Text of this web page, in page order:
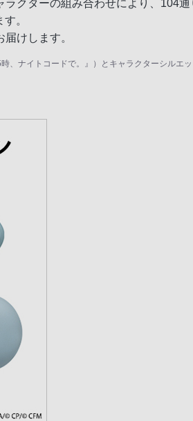
クターの組み合わせにより、104
。
けします。
、ナイトコードで。』）とキャラクターシルエ